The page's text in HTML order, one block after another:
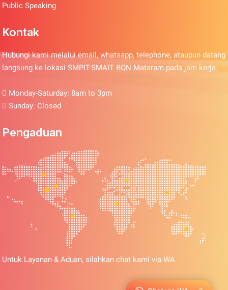
Public Speaking
Kontak
Hubungi kami melalui email, whatsapp, telephone, ataupun datang
langsung ke lokasi SMPIT-SMAIT BQN Mataram pada jam kerja.
Monday-Saturday: 8am to 3pm
Sunday: Closed
Pengaduan
Untuk Layanan & Aduan, silahkan chat kami via WA